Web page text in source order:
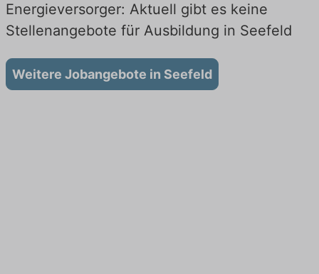
Energieversorger: Aktuell gibt es keine
Stellenangebote für Ausbildung in Seefeld
Weitere Jobangebote in Seefeld